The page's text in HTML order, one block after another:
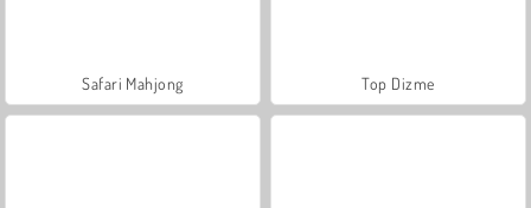
Safari Mahjong Top Dizme